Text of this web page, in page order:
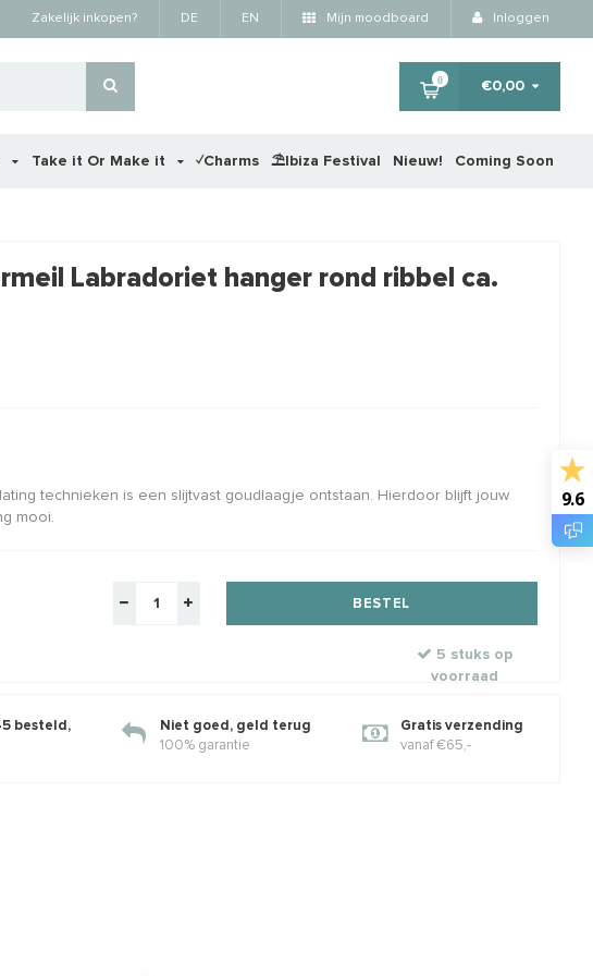
Zakelijk inkopen? DE EN Mijn moodboard Inloggen
0 €0,00
Take it Or Make it ✓Charms ⛱️Ibiza Festival Nieuw! Coming Soon
Klik voor staffelkorting
Labradoriet hanger rond ribbel ca.
technieken is een slijtvast goudlaagje ontstaan. Hierdoor blijft jouw
mooi.
BESTEL
5 stuks op
voorraad
besteld,
Niet goed, geld terug
100% garantie
Gratis verzending
vanaf €65,-
9.6